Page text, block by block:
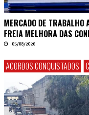
MERCADO DE TRABALHO
FREIA MELHORA DAS
05/08/2026
ACORDOS CONQUISTADOS